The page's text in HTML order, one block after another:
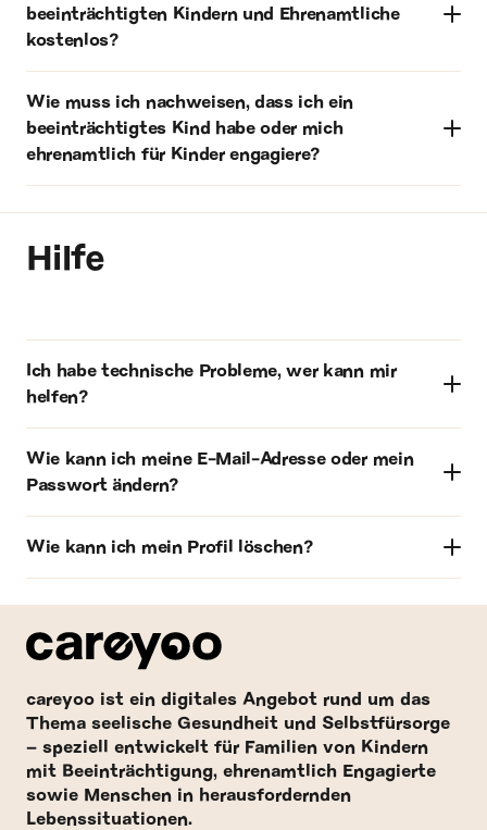
beeinträchtigten Kindern und Ehrenamtliche
kostenlos?
Wie muss ich nachweisen, dass ich ein
beeinträchtigtes Kind habe oder mich
ehrenamtlich für Kinder engagiere?
Hilfe
Ich habe technische Probleme, wer kann mir
helfen?
Wie kann ich meine E-Mail-Adresse oder mein
Passwort ändern?
Wie kann ich mein Profil löschen?
careyoo ist ein digitales Angebot rund um das
Thema seelische Gesundheit und Selbstfürsorge
– speziell entwickelt für Familien von Kindern
mit Beeinträchtigung, ehrenamtlich Engagierte
sowie Menschen in herausfordernden
Lebenssituationen.